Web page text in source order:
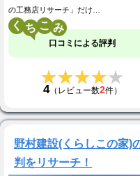
の工務店リサーチ」だけ…
く こ
口コミによる評判
★★★★★
★★★★★
4（レビュー数2件）
野村建設(くらしこの家)
判をリサーチ！